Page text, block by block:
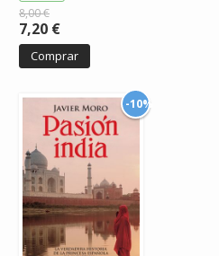
8,00 €
7,20 €
Comprar
-10%